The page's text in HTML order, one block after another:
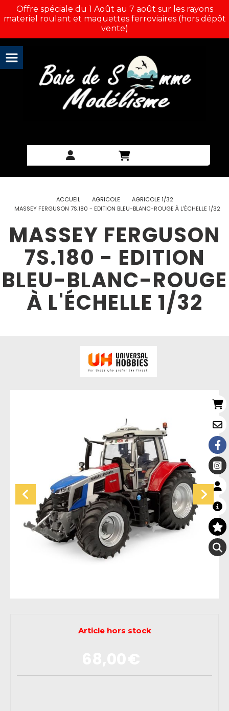
Offre spéciale du 1 Août au 7 août sur les rayons
materiel roulant et maquettes ferroviaires (hors dépôt
vente)
ACCUEIL AGRICOLE
AGRICOLE 1/32
MASSEY FERGUSON 7S.180 - EDITION BLEU-BLANC-ROUGE À L'ÉCHELLE 1/32
MASSEY FERGUSON
7S.180 - EDITION
BLEU-BLANC-ROUGE
À L'ÉCHELLE 1/32
Article hors stock
Panneau de gestion des cookies